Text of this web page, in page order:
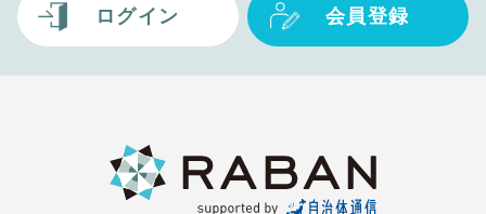
ログイン 会員登録